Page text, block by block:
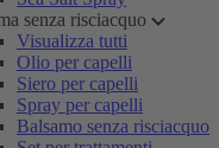
senza risciacquo
Visualizza tutti
Olio per capelli
Siero per capelli
Spray per capelli
Balsamo senza risciacquo